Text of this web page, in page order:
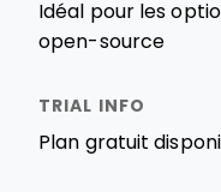
Idéal pour les
open-source
Plan gratuit